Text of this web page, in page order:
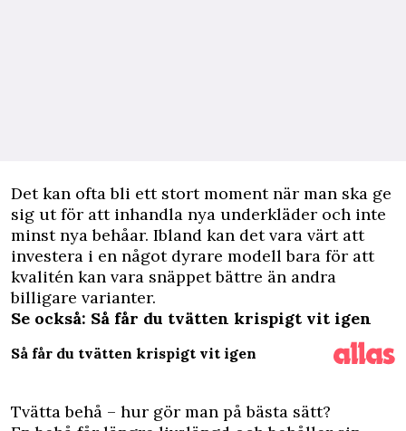
Det kan ofta bli ett stort moment när man ska ge
sig ut för att inhandla nya underkläder och inte
minst nya behåar. Ibland kan det vara värt att
investera i en något dyrare modell bara för att
kvalitén kan vara snäppet bättre än andra
billigare varianter.
Se också: Så får du tvätten krispigt vit igen
Så får du tvätten krispigt vit igen
Tvättabehå – hur gör man på bästa sätt?